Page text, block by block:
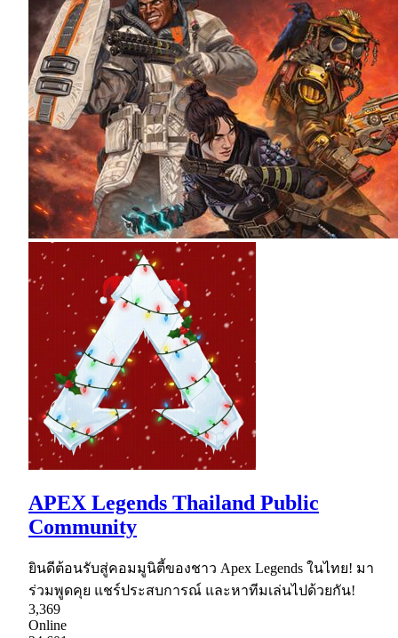
APEX Legends Thailand Public
Community
ยินดีต้อนรับสู่คอมมูนิตี้ของชาว Apex Legends ในไทย! มา
ร่วมพูดคุย แชร์ประสบการณ์ และหาทีมเล่นไปด้วยกัน!
3,369
Online